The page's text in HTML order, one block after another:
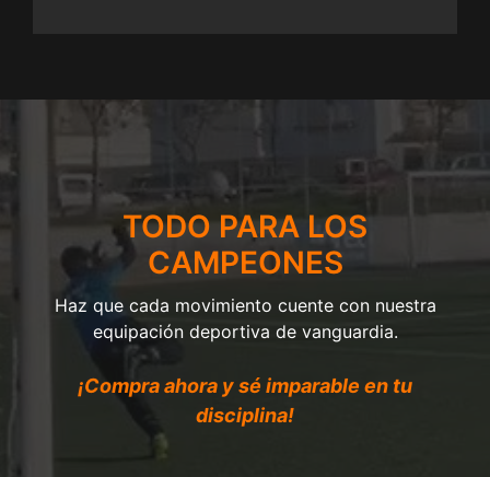
TODO PARA LOS
CAMPEONES
Haz que cada movimiento cuente con nuestra
equipación deportiva de vanguardia.
¡Compra ahora y sé imparable en tu
disciplina!